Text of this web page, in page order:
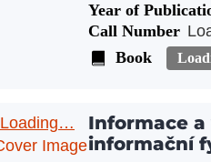
Year of
Call Number
Book
Loading…
Informace
informační